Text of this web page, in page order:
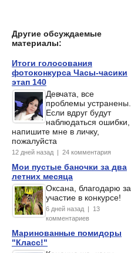
Другие обсуждаемые
материалы:
Итоги голосования
фотоконкурса Часы-часики
этап 140
Девчата, все
проблемы устранены.
Если вдруг будут
наблюдаться ошибки,
напишите мне в личку,
пожалуйста
12 дней назад | 24 комментария
Мои пустые баночки за два
летних месяца
Оксана, благодарю за
участие в конкурсе!
6 дней назад | 13
комментариев
Маринованные помидоры
"Класс!"